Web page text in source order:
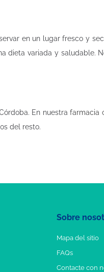
en un lugar fresco y
dieta variada y saludable.
En nuestrafarmacia
del resto.
Sobre
Mapa del sitio
FAQs
Contacte con